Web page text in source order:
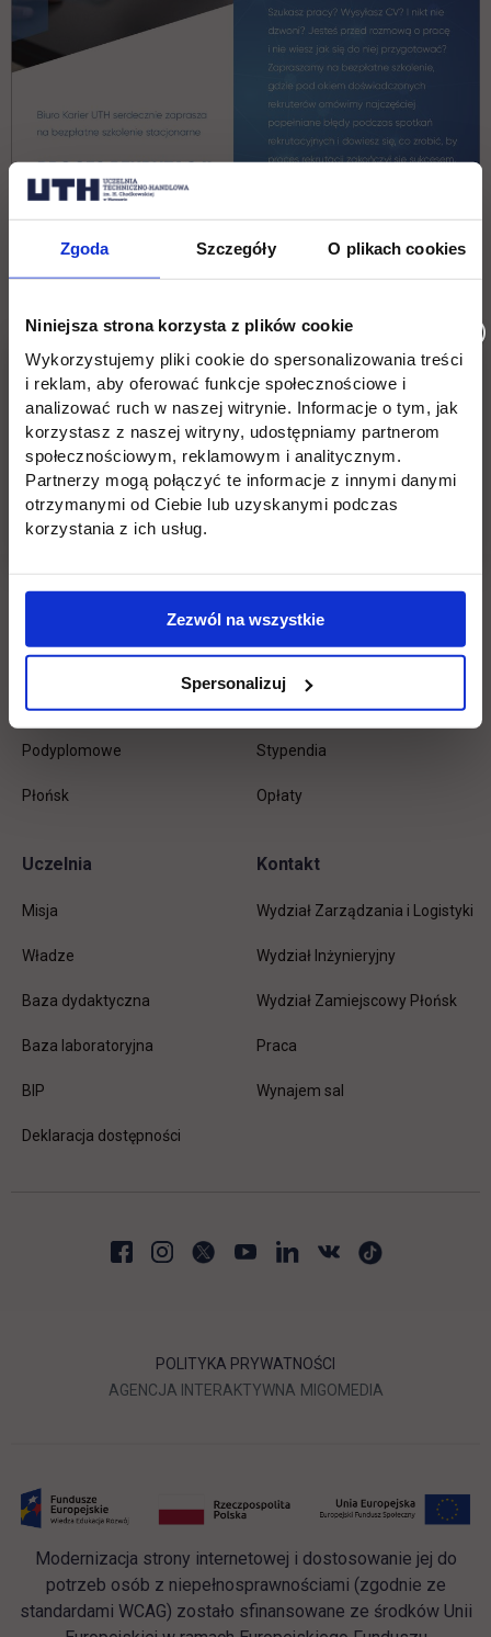
Zgoda Szczegóły O plikach cookies
Niniejsza strona korzysta z plików cookie
Wykorzystujemy pliki cookie do spersonalizowania treści
i reklam, aby oferować funkcje społecznościowe i
analizować ruch w naszej witrynie. Informacje o tym, jak
korzystasz z naszej witryny, udostępniamy partnerom
społecznościowym, reklamowym i analitycznym.
Partnerzy mogą połączyć te informacje z innymi danymi
otrzymanymi od Ciebie lub uzyskanymi podczas
korzystania z ich usług.
Zezwól na wszystkie
Spersonalizuj
Zapisy:
Formularz zgłoszeniowylink otwiera się w nowej karcie
stopkę
Inżynierskie
Magisterskie
Podyplomowe
Płońsk
Wirtualna uczelnia
Dziekanat
Biblioteka
Stypendia
Opłaty
Uczelnia
Misja
Władze
Baza dydaktyczna
Baza laboratoryjna
BIP
Deklaracja dostępności
Kontakt
Wydział Zarządzania i Logistyki
Wydział Inżynieryjny
Wydział Zamiejscowy Płońsk
Praca
Wynajem sal
POLITYKA PRYWATNOŚCI
AGENCJA INTERAKTYWNA LINK OTWIERA SIĘ W
MIGOMEDIA
Modernizacja strony internetowej i dostosowanie jej do
potrzeb osób z niepełnosprawnościami (zgodnie ze
standardami WCAG) zostało sfinansowane ze środków Unii